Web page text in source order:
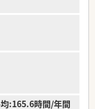
:165.6時間/年間